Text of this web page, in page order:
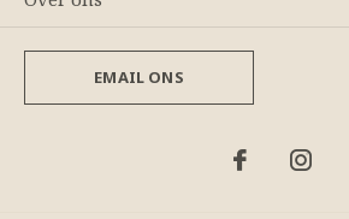
EMAIL ONS